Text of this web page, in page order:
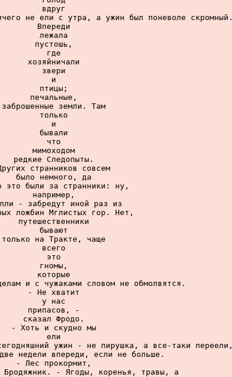
вдруг
не ели с утра, а ужин был поневоле скромный.
Впереди
лежала
пустошь,
где
хозяйничали
звери
и
птицы;
печальные,
заброшенные земли. Там
только
и
бывали
что
мимоходом
редкие Следопыты.
странников совсем
было немного, да
это были за странники: ну,
например,
- забредут иной раз из
ложбин Мглистых гор. Нет,
путешественники
бывают
только на Тракте, чаще
всего
это
гномы,
которые
и с чужаками словом не обмолвятся.
- Не хватит
у нас
припасов, -
сказал Фродо.
- Хоть и скудно мы
ели
ужин - не пирушка, а все-таки переели,
недели впереди, если не больше.
- Лес прокормит,
Бродяжник. - Ягоды, коренья, травы, а